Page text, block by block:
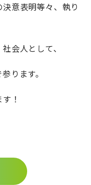
意表明等々、執り
会人として、
ります。
！